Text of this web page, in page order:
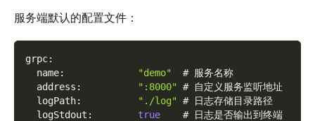
服务端默认的配置文件：
grpc:
  name
: "demo"
  # 服务名称
  address
: ":8000" # 自定义服务监听地址
  logPath
: "./log" # 日志存储目录路径
  logStdout
: true
    # 日志是否输出到终端